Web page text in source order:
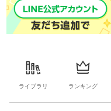
ライブラリ ランキング